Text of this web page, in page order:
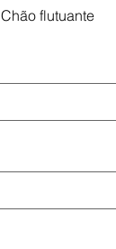
Chão flutuante